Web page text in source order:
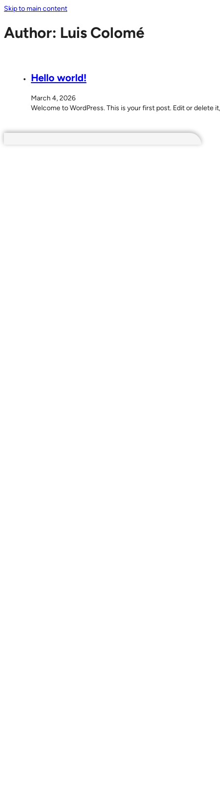
Skip to main content
Author: Luis Colomé
Hello world!
March 4, 2026
Welcome to WordPress. This is your first post. Edit or delete